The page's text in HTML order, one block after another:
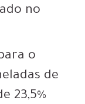
no
o
de
23,5%